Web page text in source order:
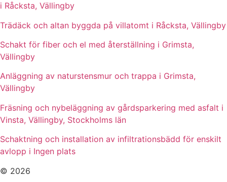
i Råcksta, Vällingby
Trädäck och altan byggda på villatomt i Råcksta, Vällingby
Schakt för fiber och el med återställning i Grimsta,
Vällingby
Anläggning av naturstensmur och trappa i Grimsta,
Vällingby
Fräsning och nybeläggning av gårdsparkering med asfalt i
Vinsta, Vällingby, Stockholms län
Schaktning och installation av infiltrationsbädd för enskilt
avlopp i Ingen plats
© 2026